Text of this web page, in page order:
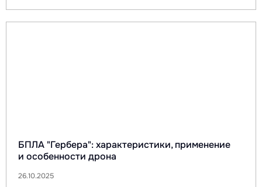
БПЛА "Гербера": характеристики, применение
и особенности дрона
26.10.2025